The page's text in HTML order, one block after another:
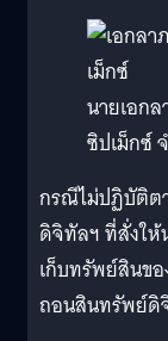
นายเอก
ซิปเม็กซ์
กรณีไม่ปฏิบัติต
ดิจิทัลฯ ที่สั่งให้
เก็บทรัพย์สินข
ถอนสินทรัพย์ดิ